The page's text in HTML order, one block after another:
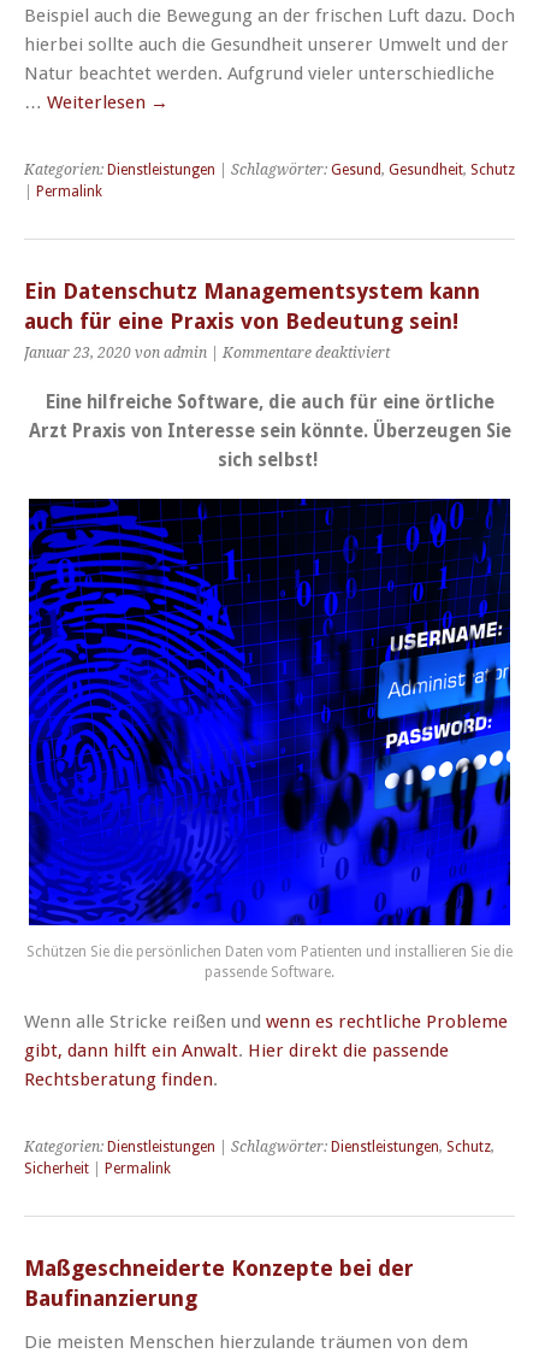
Beispiel auch die Bewegung an der frischen Luft dazu. Doch
hierbei sollte auch die Gesundheit unserer Umwelt und der
Natur beachtet werden. Aufgrund vieler unterschiedliche
… Weiterlesen →
Kategorien: Dienstleistungen | Schlagwörter: Gesund, Gesundheit, Schutz
Permalink
Ein Datenschutz Managementsystem kann
auch für eine Praxis von Bedeutung sein!
Januar 23, 2020 von admin | Kommentare deaktiviertfür
Datenschutz
kann
eine
Praxis
von
Bedeutung
sein!
Eine hilfreiche Software, die auch für eine örtliche
Arzt Praxis von Interesse sein könnte. Überzeugen Sie
sich selbst!
Schützen Sie die persönlichen Daten vom Patienten und installieren Sie die
passende Software.
Wenn alle Stricke reißen und wenn es rechtliche Probleme
gibt, dann hilft ein Anwalt. Hier direkt die passende
Rechtsberatung finden.
Kategorien: Dienstleistungen | Schlagwörter: Dienstleistungen, Schutz,
Sicherheit
Permalink
Maßgeschneiderte Konzepte bei der
Baufinanzierung
Die meisten Menschen hierzulande träumen von dem